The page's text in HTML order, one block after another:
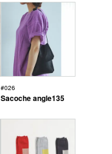
#026
Sacoche angle135